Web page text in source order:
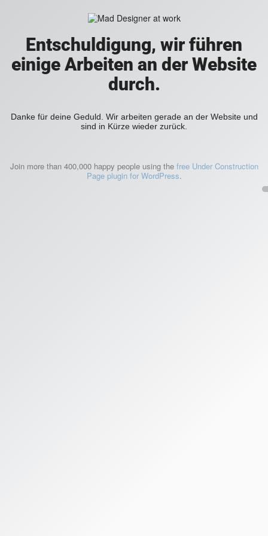
Entschuldigung, wir führen
einige Arbeiten an der Website
durch.
Danke für deine Geduld. Wir arbeiten gerade an der Website und
sind in Kürze wieder zurück.
Join more than 400,000 happy people using the free Under Construction
Page plugin for WordPress.